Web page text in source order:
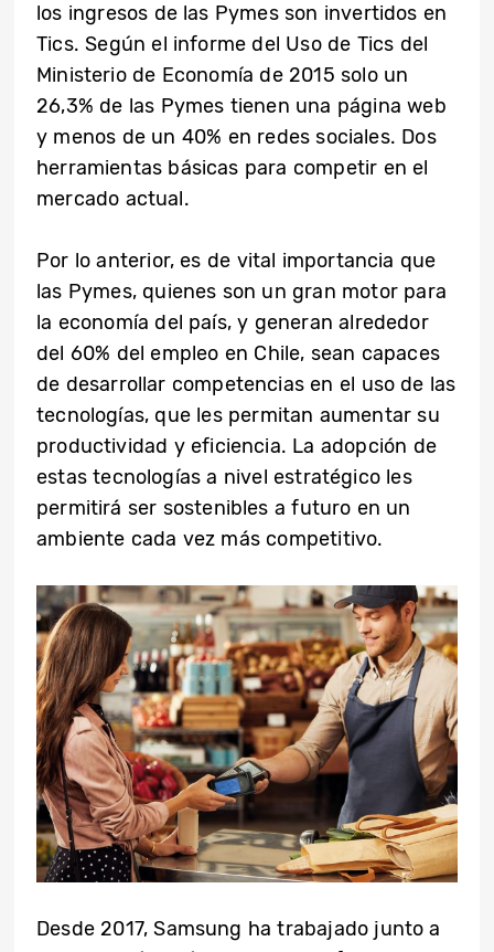
los ingresos de las Pymes son invertidos en
Tics. Según el informe del Uso de Tics del
Ministerio de Economía de 2015 solo un
26,3% de las Pymes tienen una página web
y menos de un 40% en redes sociales. Dos
herramientas básicas para competir en el
mercado actual.
Por lo anterior, es de vital importancia que
las Pymes, quienes son un gran motor para
la economía del país, y generan alrededor
del 60% del empleo en Chile, sean capaces
de desarrollar competencias en el uso de las
tecnologías, que les permitan aumentar su
productividad y eficiencia. La adopción de
estas tecnologías a nivel estratégico les
permitirá ser sostenibles a futuro en un
ambiente cada vez más competitivo.
Desde 2017, Samsung ha trabajado junto a